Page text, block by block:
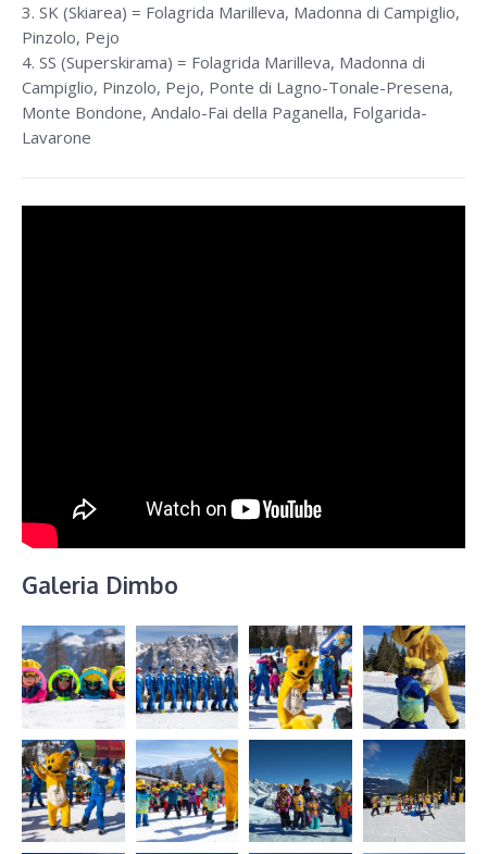
3. SK (Skiarea) = Folagrida Marilleva, Madonna di Campiglio,
Pinzolo, Pejo
4. SS (Superskirama) = Folagrida Marilleva, Madonna di
Campiglio, Pinzolo, Pejo, Ponte di Lagno-Tonale-Presena,
Monte Bondone, Andalo-Fai della Paganella, Folgarida-
Lavarone
Galeria Dimbo